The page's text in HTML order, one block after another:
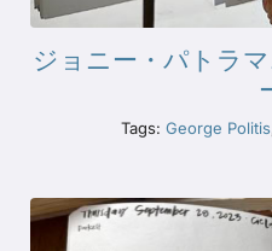
ジョニー・パトラ
Tags: George Politis